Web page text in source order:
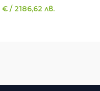
€ /2186,62 лв.